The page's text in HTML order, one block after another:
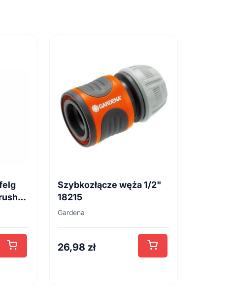
Szybkozłącze węża 1/2"
18215
Gardena
26,98 zł